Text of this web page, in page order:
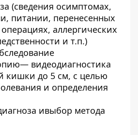
(сведения осимптомах,
питании, перенесенных
аллергических
и т.п.)
видеодиагностика
кишки до 5 см, с целью
и определения
ивыбор метода